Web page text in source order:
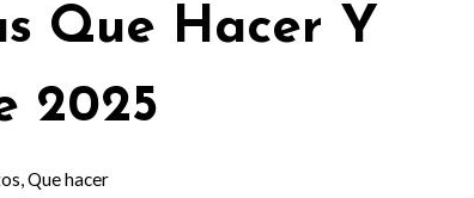
Que Hacer Y
2025
,Que hacer